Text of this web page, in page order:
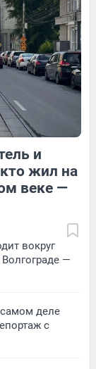
и
жил на
веке —
вокруг
—
деле
с